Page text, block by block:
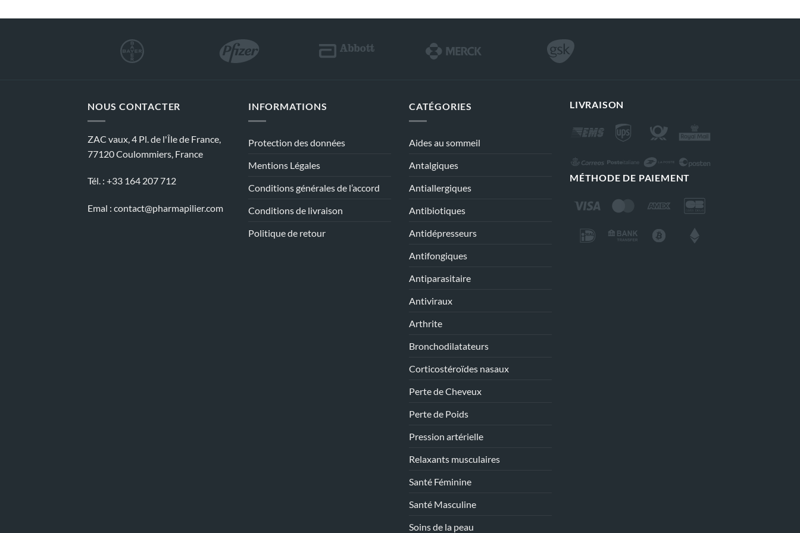
NOUS CONTACTER
ZAC vaux, 4 Pl. de l'Île de France,
77120 Coulommiers, France
Tél. : +33 164 207 712
Emal : contact@pharmapilier.com
INFORMATIONS
Protection des données
Mentions Légales
Conditions générales de l’accord
Conditions de livraison
Politique de retour
CATÉGORIES
Aides au sommeil
Antalgiques
Antiallergiques
Antibiotiques
Antidépresseurs
Antifongiques
Antiparasitaire
Antiviraux
Arthrite
Bronchodilatateurs
Corticostéroïdes nasaux
Perte de Cheveux
Perte de Poids
Pression artérielle
Relaxants musculaires
Santé Féminine
Santé Masculine
Soins de la peau
LIVRAISON
MÉTHODE DE PAIEMENT